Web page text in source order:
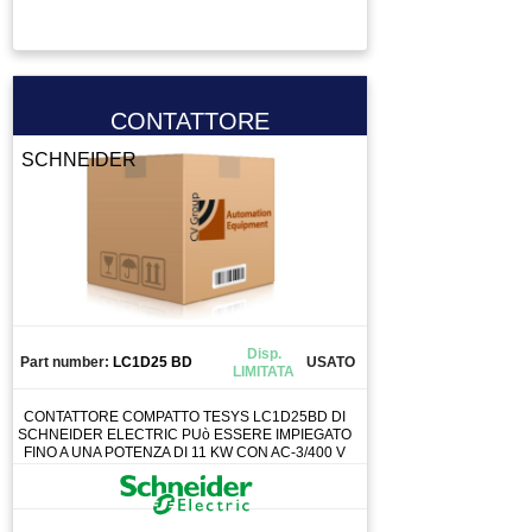
TAVOLA GIREVOLE
TAVOLA ROTANTE
TELECOMANDO
TERMOSTATO
TRAINAFILO
UTENSILE
VALVOLA
CONTATTORE
SCHNEIDER
Part number: LC1D25 BD
Disp.
LIMITATA
USATO
CONTATTORE COMPATTO TESYS LC1D25BD DI
SCHNEIDER ELECTRIC PUò ESSERE IMPIEGATO
FINO A UNA POTENZA DI 11 KW CON AC-3/400 V